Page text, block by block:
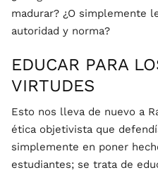
madurar? ¿O simplemente
autoridad y norma?
EDUCAR PARA
VIRTUDES
Esto nos lleva de nuevo a
ética objetivista que
simplemente en poner
estudiantes; se trata de